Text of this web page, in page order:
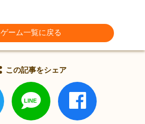
ゲーム一覧に戻る
この記事をシェア